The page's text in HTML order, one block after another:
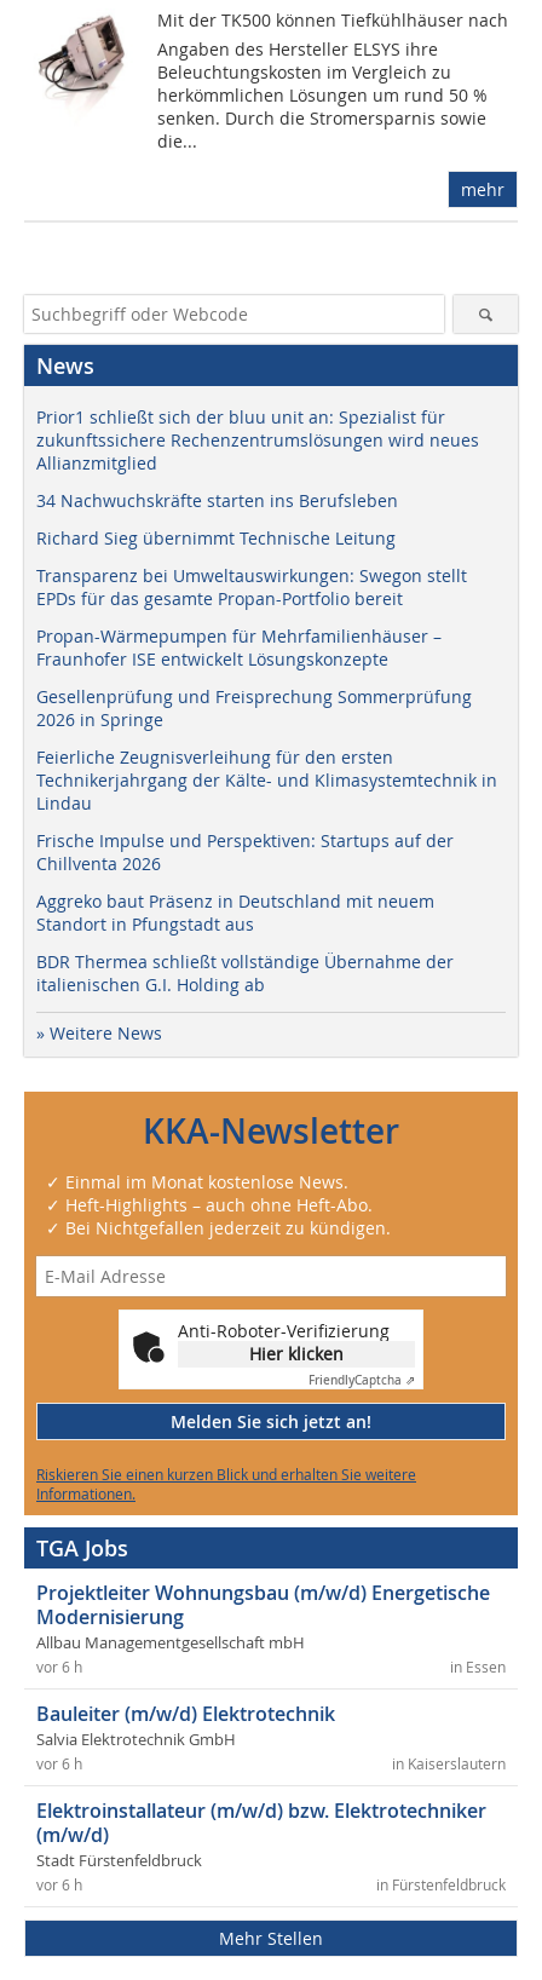
Mit der TK500 können Tiefkühlhäuser nach
Angaben des Hersteller ELSYS ihre
Beleuchtungskosten im Vergleich zu
herkömmlichen Lösungen um rund 50 %
senken. Durch die Stromersparnis sowie
die...
mehr
News
Prior1 schließt sich der bluu unit an: Spezialist für
zukunftssichere Rechenzentrumslösungen wird neues
Allianzmitglied
34 Nachwuchskräfte starten ins Berufsleben
Richard Sieg übernimmt Technische Leitung
Transparenz bei Umweltauswirkungen: Swegon stellt
EPDs für das gesamte Propan-Portfolio bereit
Propan-Wärmepumpen für Mehrfamilienhäuser –
Fraunhofer ISE entwickelt Lösungskonzepte
Gesellenprüfung und Freisprechung Sommerprüfung
2026 in Springe
Feierliche Zeugnisverleihung für den ersten
Technikerjahrgang der Kälte- und Klimasystemtechnik in
Lindau
Frische Impulse und Perspektiven: Startups auf der
Chillventa 2026
Aggreko baut Präsenz in Deutschland mit neuem
Standort in Pfungstadt aus
BDR Thermea schließt vollständige Übernahme der
italienischen G.I. Holding ab
» Weitere News
KKA-Newsletter
✓ Einmal im Monat kostenlose News.
✓ Heft-Highlights – auch ohne Heft-Abo.
✓ Bei Nichtgefallen jederzeit zu kündigen.
Anti-Roboter-Verifizierung
Hier klicken
FriendlyCaptcha ⇗
Melden Sie sich jetzt an!
Riskieren Sie einen kurzen Blick und erhalten Sie weitere
Informationen.
TGA Jobs
Projektleiter Wohnungsbau (m/w/d) Energetische
Modernisierung
Allbau Managementgesellschaft mbH
in Essen
vor 6 h
Bauleiter (m/w/d) Elektrotechnik
Salvia Elektrotechnik GmbH
in Kaiserslautern
vor 6 h
Elektroinstallateur (m/w/d) bzw. Elektrotechniker
(m/w/d)
Stadt Fürstenfeldbruck
in Fürstenfeldbruck
vor 6 h
Mehr Stellen